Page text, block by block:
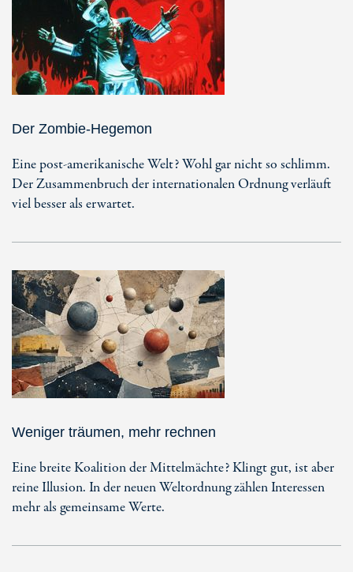
Der Zombie-Hegemon
Eine post-amerikanische Welt? Wohl gar nicht so schlimm.
Der Zusammenbruch der internationalen Ordnung verläuft
viel besser als erwartet.
Weniger träumen, mehr rechnen
Eine breite Koalition der Mittelmächte? Klingt gut, ist aber
reine Illusion. In der neuen Weltordnung zählen Interessen
mehr als gemeinsame Werte.